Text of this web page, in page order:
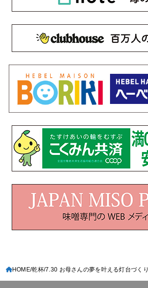
HOME 乾杯 7.30 お母さんの夢を叶える灯台づくり